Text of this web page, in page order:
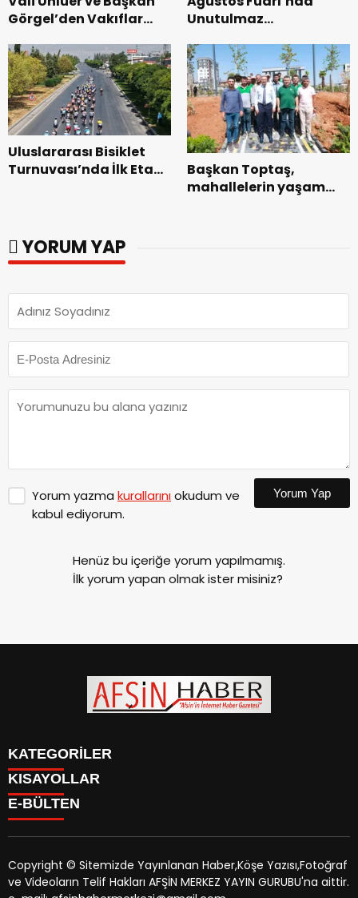
Görgel’den Vakıflar
ziyaret.
Unutulmaz
Uluslararası Bisiklet
Turnuvası’nda İlk Etap
Başkan Toptaş,
mahallelerin yaşam
YORUM YAP
Yorum yazma kurallarınıokudum ve
kabul ediyorum.
Yorum Yap
Henüz bu içeriğe yorum yapılmamış.
İlk yorum yapan olmak ister misiniz?
KATEGORİLER
SİYASET
EĞİTİM
MAGAZİN
MANŞETLER
KISAYOLLAR
SİYASET
EĞİTİM
KÜLTÜR SANAT
MAGAZİN
E-BÜLTEN
afsinhaber.com e-bültenine abone olarak, tarafınıza haber,
Copyright © Sitemizde Yayınlanan Haber,Köşe Yazısı,Fotoğraf
ve Videoların Telif Hakları AFŞİN MERKEZ YAYIN GURUBU'na aittir.